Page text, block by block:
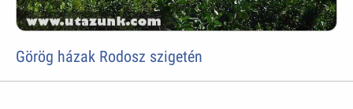
Görög házak Rodosz szigetén